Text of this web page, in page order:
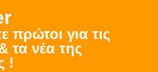
πρώτοι για τις
τα νέα της
!